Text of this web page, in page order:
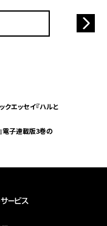
クエッセイ『ハルと
電子連載版3巻の